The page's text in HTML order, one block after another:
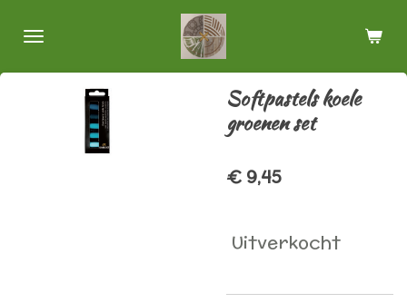
direct
hoofdinhoud
Softpastels koele
groenen set
€ 9,45
Uitverkocht